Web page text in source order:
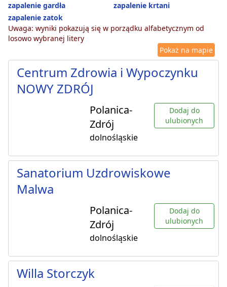
zapalenie gardła
zapalenie krtani
zapalenie zatok
Uwaga: wyniki pokazują się w porządku alfabetycznym od
losowo wybranej litery
Pokaż na mapie
Centrum Zdrowia i Wypoczynku
NOWY ZDRÓJ
Polanica-
Zdrój
dolnośląskie
Dodaj do
ulubionych
Sanatorium Uzdrowiskowe
Malwa
Polanica-
Zdrój
dolnośląskie
Dodaj do
ulubionych
Willa Storczyk